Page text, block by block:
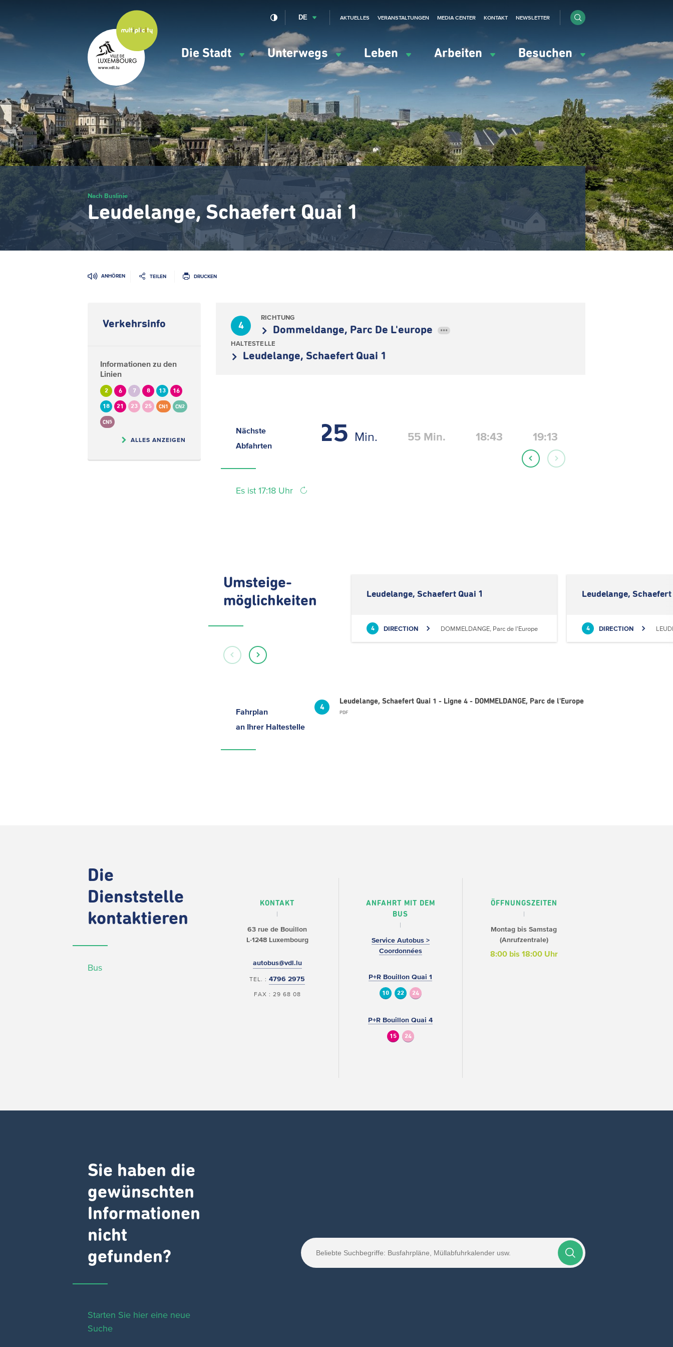
gehen
Navigation
principale
Die Stadt Unterwegs Leben Arbeiten Besuchen
DE AKTUELLES VERANSTALTUNGEN MEDIA CENTER KONTAKT NEWSLETTER
Nach Buslinie
Leudelange, Schaefert Quai 1
ANHÖREN TEILEN DRUCKEN
Verkehrsinfo
Informationen zu den
Linien
2 6 7 8 13 16
18 21 23 25 CN1 CN2
CN5
ALLES ANZEIGEN
4
RICHTUNG
Dommeldange, Parc De L'europe •••
HALTESTELLE
Leudelange, Schaefert Quai 1
Nächste
Abfahrten
Es ist 17:18 Uhr
25 Min. 55 Min. 18:43 19:13
Umsteige-
möglichkeiten
Leudelange, Schaefert Quai 1
4 DIRECTION DOMMELDANGE, Parc de l'Europe
Leudelange, Schaefert
4 DIRECTION
Fahrplan
an Ihrer Haltestelle
4
Leudelange, Schaefert Quai 1 - Ligne 4 - DOMMELDANGE, Parc de l'Europe
PDF
Die
Dienststelle
kontaktieren
Bus
KONTAKT
63 rue de Bouillon
L-1248 Luxembourg
autobus@vdl.lu
TEL. :4796 2975
FAX : 29 68 08
ANFAHRT MIT DEM
BUS
Service Autobus >
Coordonnées
P+R Bouillon Quai 1
10 22 24
P+R Bouillon Quai 4
15 24
ÖFFNUNGSZEITEN
Montag bis Samstag
(Anrufzentrale)
8:00 bis 18:00 Uhr
Sie haben die
gewünschten
Informationen
nicht
gefunden?
Starten Sie hier eine neue
Suche